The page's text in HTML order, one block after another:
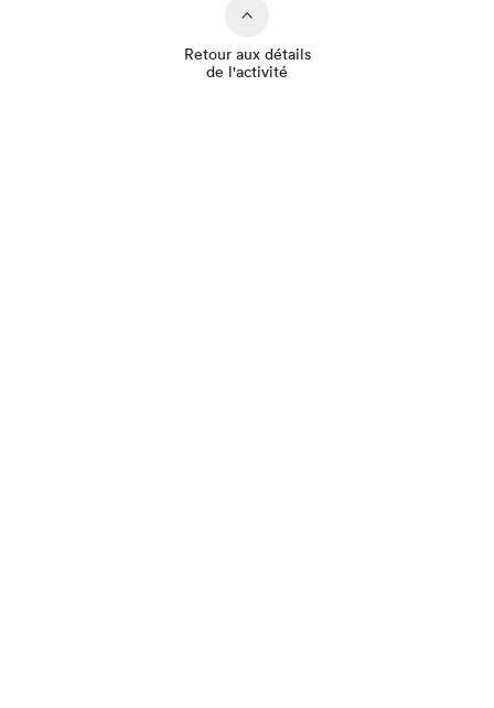
Retour aux détails
de l'activité